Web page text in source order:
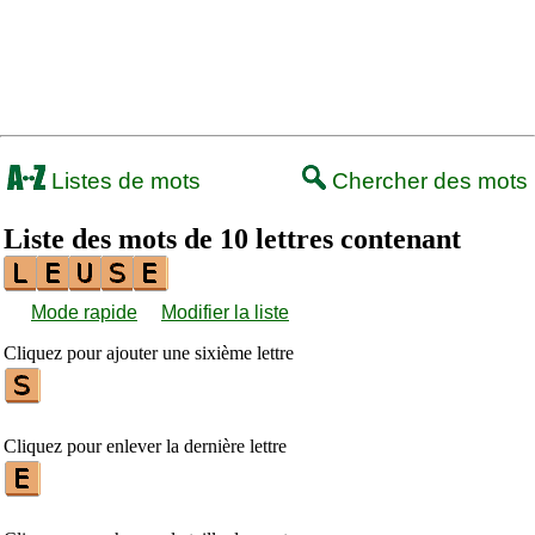
Listes de mots Chercher des mots
Liste des mots de 10 lettres contenant
Mode rapide
Modifier la liste
Cliquez pour ajouter une sixième lettre
Cliquez pour enlever la dernière lettre